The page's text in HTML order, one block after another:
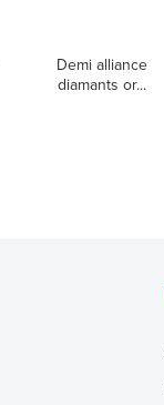
Demi alliance
diamants or...